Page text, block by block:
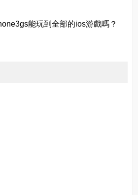
能玩到全部的ios游戲嗎？